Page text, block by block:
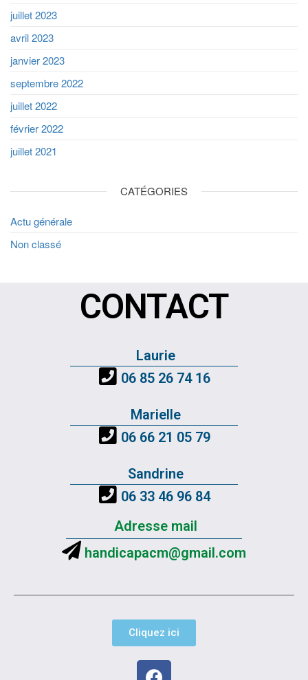
juillet 2023
avril 2023
janvier 2023
septembre 2022
juillet 2022
février 2022
juillet 2021
CATÉGORIES
Actu générale
Non classé
CONTACT
Laurie
06 85 26 74 16
Marielle
06 66 21 05 79
Sandrine
06 33 46 96 84
Adresse mail
handicapacm@gmail.com
Cliquez ici